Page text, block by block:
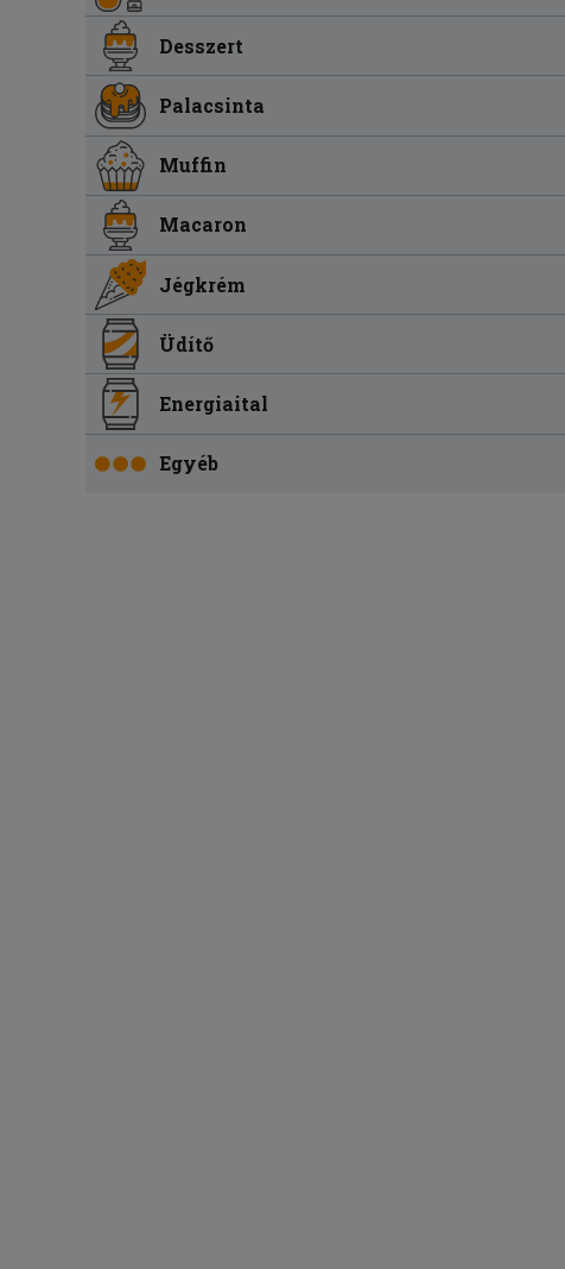
Desszert
Palacsinta
Muffin
Macaron
Jégkrém
Üdítő
Energiaital
Egyéb